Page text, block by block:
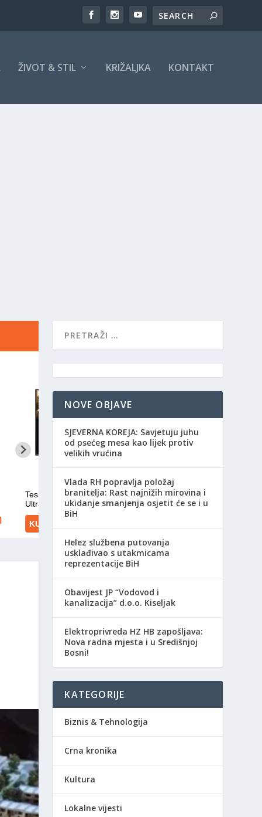
ŽIVOT & STIL KRIŽALJKA KONTAKT
NOVE OBJAVE
SJEVERNA KOREJA: Savjetuju juhu
od psećeg mesa kao lijek protiv
velikih vrućina
Vlada RH popravlja položaj
branitelja: Rast najnižih mirovina i
ukidanje smanjenja osjetit će se i u
BiH
Helez službena putovanja
usklađivao s utakmicama
reprezentacije BiH
Obavijest JP “Vodovod i
kanalizacija” d.o.o. Kiseljak
Elektroprivreda HZ HB zapošljava:
Nova radna mjesta i u Središnjoj
Bosni!
KATEGORIJE
Biznis & Tehnologija
Crna kronika
Kultura
Lokalne vijesti